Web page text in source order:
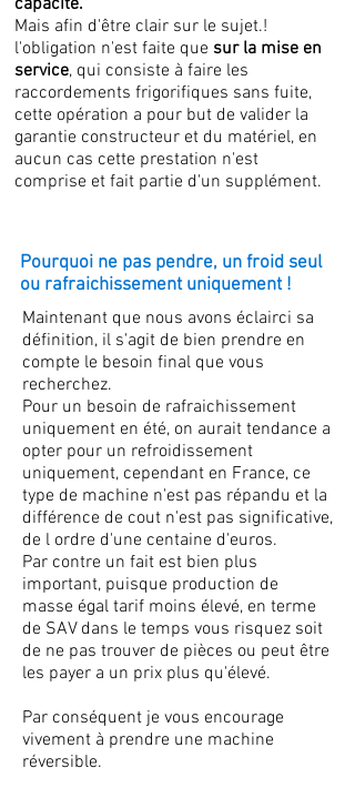
capacité.
Mais afin d'être clair sur le sujet.!
l'obligation n'est faite que sur la mise en
service, qui consiste à faire les
raccordements frigorifiques sans fuite,
cette opération a pour but de valider la
garantie constructeur et du matériel, en
aucun cas cette prestation n'est
comprise et fait partie d'un supplément.
Pourquoi ne pas pendre, un froid seul
ou rafraichissement uniquement !
Maintenant que nous avons éclairci sa
définition, il s'agit de bien prendre en
compte le besoin final que vous
recherchez.
Pour un besoin de rafraichissement
uniquement en été, on aurait tendance a
opter pour un refroidissement
uniquement, cependant en France, ce
type de machine n'est pas répandu et la
différence de cout n'est pas significative,
de l ordre d'une centaine d'euros.
Par contre un fait est bien plus
important, puisque production de
masse égal tarif moins élevé, en terme
de SAV dans le temps vous risquez soit
de ne pas trouver de pièces ou peut être
les payer a un prix plus qu'élevé.
Par conséquent je vous encourage
vivement à prendre une machine
réversible.